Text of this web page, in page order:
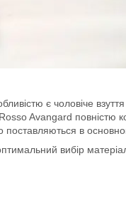
є чоловіче взуття
Avangard повністю
поставляються в
вибір